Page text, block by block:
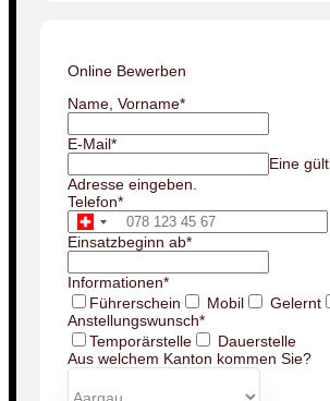
Online Bewerben
Name, Vorname*
E-Mail*
Eine
Adresse eingeben.
Telefon*
Einsatzbeginn ab*
Informationen*
Führerschein
Mobil Gelernt
Anstellungswunsch*
Temporärstelle
Dauerstelle
Aus welchem Kanton kommen Sie?